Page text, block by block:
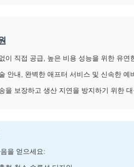
이 직접 공급, 높은 비용 성능을 위한 유연
안내, 완벽한 애프터 서비스 및 신속한 예
을 보장하고 생산 지연을 방지하기 위한
을 얻으세요: